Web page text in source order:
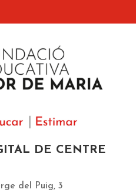
DE CENTRE
del Puig, 3